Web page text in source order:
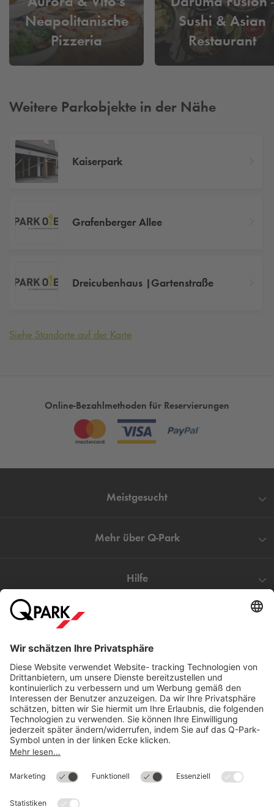
Neapolitanische
Pizzeria
Sushi & Asian
Restaurant
Weitere Parkobjekte in der Nähe
Kaiserpark
Grafenberger Allee
Dreicubenhaus |Gartenstraße
Siehe Standorte auf der Karte
Online-Bezahlmethoden für Reservierungen
Meistgesucht
Mehr über Q-Park
Hilfe
©
Q-ParkDeutschland (2018)